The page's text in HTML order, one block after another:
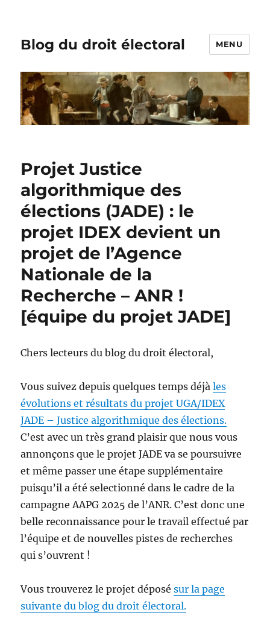
Blog du droit électoral MENU
Projet Justice
algorithmique des
élections (JADE) : le
projet IDEX devient un
projet de l’Agence
Nationale de la
Recherche – ANR !
[équipe du projet JADE]
Chers lecteurs du blog du droit électoral,
Vous suivez depuis quelques temps déjàles
évolutions et résultats du projet UGA/IDEX
JADE – Justice algorithmique des élections.
C’est avec un très grand plaisir que nous vous
annonçons que le projet JADE va se poursuivre
et même passer une étape supplémentaire
puisqu’il a été selectionné dans le cadre de la
campagne AAPG 2025 de l’ANR. C’est donc une
belle reconnaissance pour le travail effectué par
l’équipe et de nouvelles pistes de recherches
qui s’ouvrent !
Vous trouverez le projet déposésur la page
suivante du blog du droit électoral.